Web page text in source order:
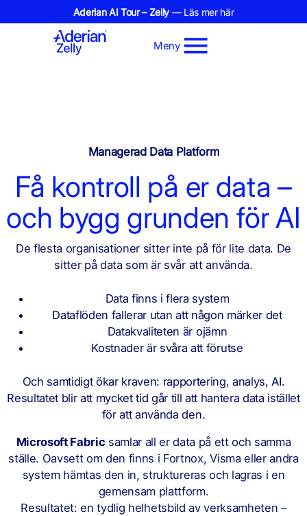
Aderian AI Tour – Zelly — Läs mer här
Meny
Managerad Data Platform
Få kontroll på er data –
och bygg grunden för AI
De flesta organisationer sitter inte på för lite data. De
sitter på data som är svår att använda.
Data finns i flera system
Dataflöden fallerar utan att någon märker det
Datakvaliteten är ojämn
Kostnader är svåra att förutse
Och samtidigt ökar kraven: rapportering, analys, AI.
Resultatet blir att mycket tid går till att hantera data istället
för att använda den.
Microsoft Fabric samlar all er data på ett och samma
ställe. Oavsett om den finns i Fortnox, Visma eller andra
system hämtas den in, struktureras och lagras i en
gemensam plattform.
Resultatet: en tydlig helhetsbild av verksamheten –